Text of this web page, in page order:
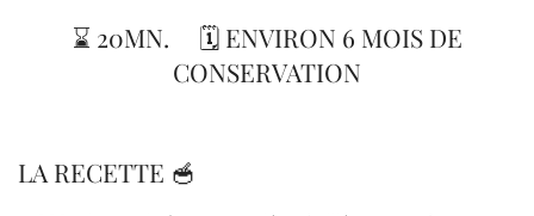
⌛️ 20MN. 🗓 ENVIRON 6 MOIS DE
CONSERVATION
LA RECETTE 🥣